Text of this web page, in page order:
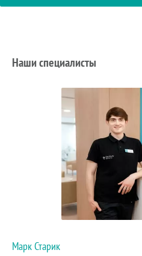
Наши специалисты
Марк Старик